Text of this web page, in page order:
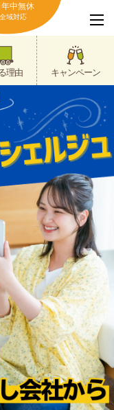
中無休
域対応
理由 キャンペーン